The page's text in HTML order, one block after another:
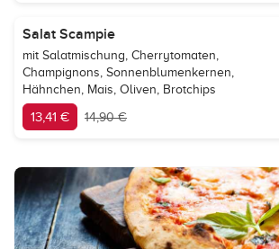
Salat Scampie
mit Salatmischung, Cherrytomaten,
Champignons, Sonnenblumenkernen,
Hähnchen, Mais, Oliven, Brotchips
13,41 € 14,90 €